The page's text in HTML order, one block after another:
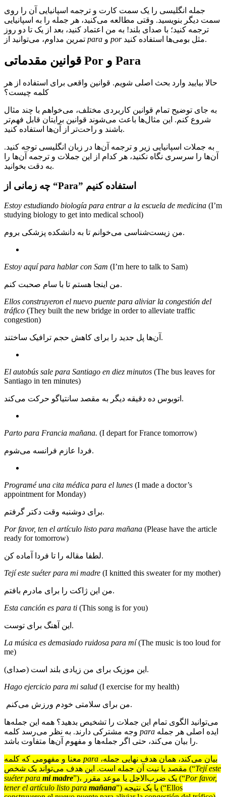
جمله انگلیسی را یک سمت کارت و ترجمه اسپانیایی آن را روی
سمت دیگر بنویسید. وقتی مطالعه می‌کنید، هر جمله را به اسپانیایی
ترجمه کنید؛ با صدای بلند! به من اعتماد کنید، بعد از یک تا دو روز
para por مثل بومی‌ها استفاده کنید.
Por Para
حالا بیایید وارد بحث اصلی شویم. قوانین واقعی برای استفاده از هر
کلمه چیست؟
به جای توضیح تمام قوانین کاربردی مختلف، می‌خواهم با چند مثال
شروع کنم. این مثال‌ها باعث می‌شوند قوانین برایتان قابل فهم‌تر
باشند و راحت‌تر از آن‌ها استفاده کنید.
به جملات اسپانیایی زیر و ترجمه آن‌ها در زبان انگلیسی توجه کنید.
آن‌ها را سرسری نگاه نکنید، هر کدام از این جملات و ترجمه آن‌ها را
به دقت بخوانید.
“Para” استفاده کنیم
Estoy estudiando biología para entrar a la escuela de medicina (I’m
studying biology to get into medical school)
من زیست‌شناسی می‌خوانم تا به دانشکده پزشکی بروم.
Estoy aquí para hablar con Sam (I’m here to talk to Sam)
من اینجا هستم تا با سام صحبت کنم.
Ellos construyeron el nuevo puente para aliviar la congestión del
tráfico (They built the new bridge in order to alleviate traffic
congestion)
آن‌ها پل جدید را برای کاهش حجم ترافیک ساختند.
El autobús sale para Santiago en diez minutos (The bus leaves for
Santiago in ten minutes)
اتوبوس ده دقیقه دیگر به مقصد سانتیاگو حرکت می‌کند.
Parto para Francia mañana. (I depart for France tomorrow)
فردا عازم فرانسه می‌شوم.
Programé una cita médica para el lunes (I made a doctor’s
appointment for Monday)
برای دوشنبه وقت دکتر گرفتم.
Por favor, ten el artículo listo para mañana (Please have the article
ready for tomorrow)
لطفا مقاله را تا فردا آماده کن.
Tejí este suéter para mi madre (I knitted this sweater for my mother)
من این ژاکت را برای مادرم بافتم.
Esta canción es para ti (This song is for you)
این آهنگ برای توست.
La música es demasiado ruidosa para mí(The music is too loud for
me)
(صدای) این موزیک برای من زیادی بلند است.
Hago ejercicio para mi salud (I exercise for my health)
من برای سلامتی خودم ورزش می‌کنم.
می‌توانید الگوی تمام این جملات را تشخیص بدهید؟ همه این جمله‌ها
para
را بیان می‌کند، حتی اگر جمله‌ها و مفهوم آن‌ها متفاوت باشد.
para
مقصد یا نیت آن جمله است. این هدف می‌تواند یک شخص (“Tejí este
suéter para mi madre ”)، یک ضرب‌الاجل یا موعد مقرر (“Por favor,
tener el artículo listo para mañana”) یا یک نتیجه (“Ellos